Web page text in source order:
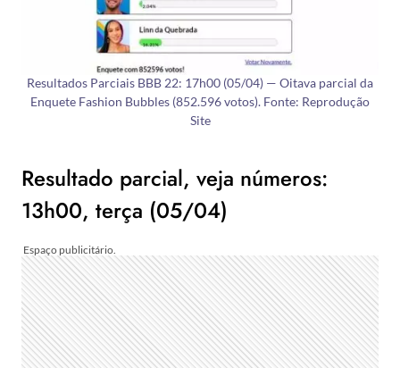
Resultados Parciais BBB 22: 17h00 (05/04) — Oitava parcial da
Enquete Fashion Bubbles (852.596 votos). Fonte: Reprodução
Site
Resultado parcial, veja números:
13h00, terça (05/04)